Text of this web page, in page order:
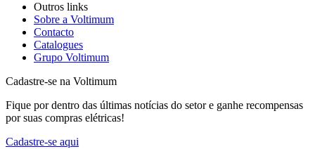
Outros links
Sobre a Voltimum
Contacto
Catalogues
Grupo Voltimum
Cadastre-se na Voltimum
Fique por dentro das últimas notícias do setor e ganhe recompensas
por suas compras elétricas!
Cadastre-se aqui